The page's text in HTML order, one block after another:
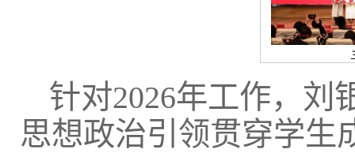
针对2026年工作，刘
思想政治引领贯穿学生